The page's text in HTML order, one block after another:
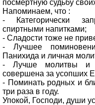
посмертную судьбу
Напоминаем, что :
- Категорически
спиртными напитками;
- Сладости тоже не
- Лучшее
Панихида и личная
- Лучше молитвы и
совершена за усопших
- Поминать родных и
три раза в году.
Упокой, Господи, души